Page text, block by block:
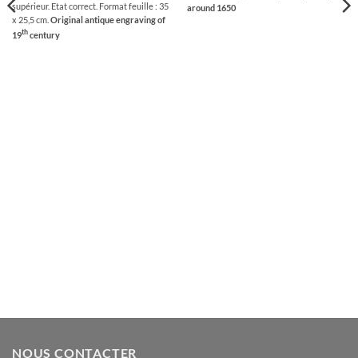
supérieur. Etat correct. Format feuille : 35
x 25,5 cm. Original antique engraving of
19thcentury
around 1650
NOUS CONTACTER